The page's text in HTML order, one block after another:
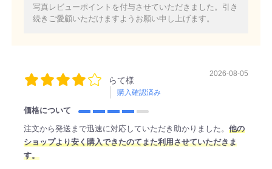
写真レビューポイントを付与させていただきました。引き
続きご愛顧いただけますようお願い申し上げます。
らて様
購入確認済み
2026-08-05
価格について
注文から発送まで迅速に対応していただき助かりました。 他の
ショップより安く購入できたのてまた利用させていただきま
す。